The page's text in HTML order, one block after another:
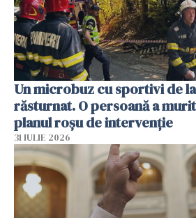
Un microbuz cu sportivi de
răsturnat. O persoană a
planul roșu de intervenție
31 IULIE 2026